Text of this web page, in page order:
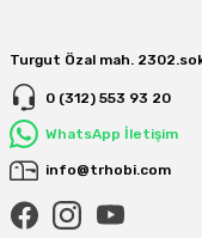
Turgut Özal mah.
0 (312) 553 93 20
WhatsApp İletişim
info@trhobi.com